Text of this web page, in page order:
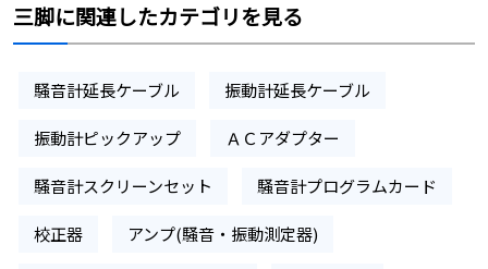
三脚に関連したカテゴリを見る
騒音計延長ケーブル 振動計延長ケーブル
振動計ピックアップ ＡＣアダプター
騒音計スクリーンセット 騒音計プログラムカード
校正器 アンプ(騒音・振動測定器)